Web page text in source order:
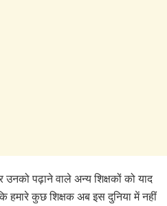
पढ़ाने वाले अन्य शिक्षकों को याद
हमारे कुछ शिक्षक अब इस दुनिया में नहीं